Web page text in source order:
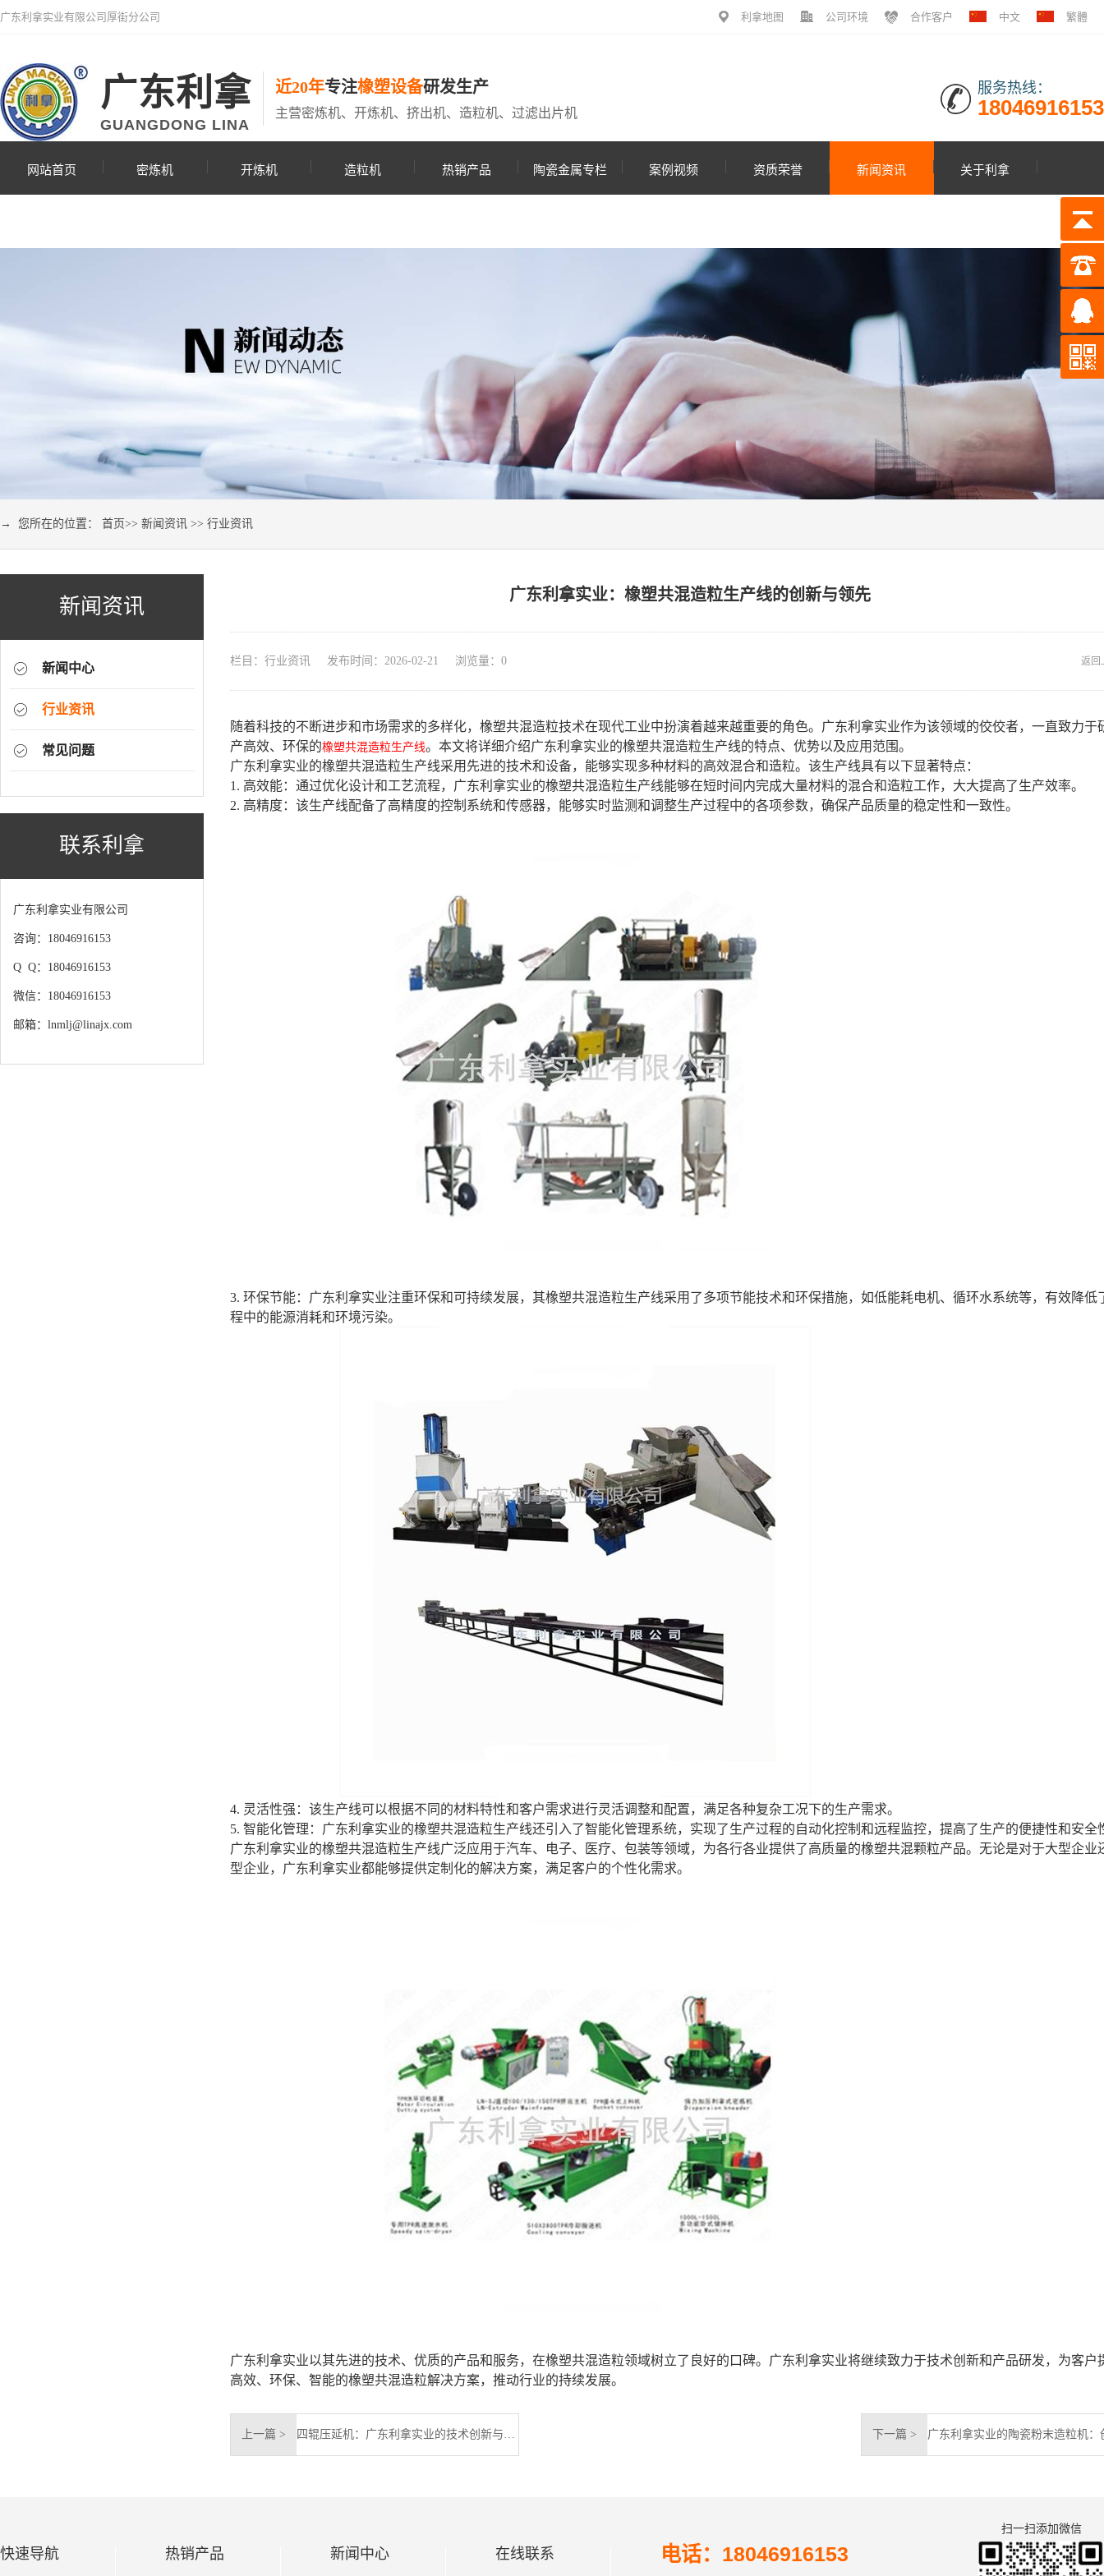
广东利拿实业有限公司厚街分公司 利拿地图 公司环境 合作客户 中文 繁體
广东利拿
GUANGDONG LINA
近20年专注橡塑设备研发生产
主营密炼机、开炼机、挤出机、造粒机、过滤出片机
服务热线：
18046916153
网站首页 密炼机 开炼机 造粒机 热销产品 陶瓷金属专栏 案例视频 资质荣誉 新闻资讯 关于利拿
→ 您所在的位置： 首页>> 新闻资讯 >> 行业资讯
新闻资讯
新闻中心
行业资讯
常见问题
联系利拿
广东利拿实业有限公司
咨询：18046916153
Q Q：18046916153
微信：18046916153
邮箱：lnmlj@linajx.com
广东利拿实业：橡塑共混造粒生产线的创新与领先
栏目：行业资讯 发布时间：2026-02-21 浏览量： 0 返回
随着科技的不断进步和市场需求的多样化，橡塑共混造粒技术在现代工业中扮演着越来越重要的角色。广东利拿实业作为该领域的佼佼者，一直致力于
产高效、环保的橡塑共混造粒生产线。本文将详细介绍广东利拿实业的橡塑共混造粒生产线的特点、优势以及应用范围。
广东利拿实业的橡塑共混造粒生产线采用先进的技术和设备，能够实现多种材料的高效混合和造粒。该生产线具有以下显著特点：
1. 高效能：通过优化设计和工艺流程，广东利拿实业的橡塑共混造粒生产线能够在短时间内完成大量材料的混合和造粒工作，大大提高了生产效率。
2. 高精度：该生产线配备了高精度的控制系统和传感器，能够实时监测和调整生产过程中的各项参数，确保产品质量的稳定性和一致性。
3. 环保节能：广东利拿实业注重环保和可持续发展，其橡塑共混造粒生产线采用了多项节能技术和环保措施，如低能耗电机、循环水系统等，有效降低
程中的能源消耗和环境污染。
4. 灵活性强：该生产线可以根据不同的材料特性和客户需求进行灵活调整和配置，满足各种复杂工况下的生产需求。
5. 智能化管理：广东利拿实业的橡塑共混造粒生产线还引入了智能化管理系统，实现了生产过程的自动化控制和远程监控，提高了生产的便捷性和安全
广东利拿实业的橡塑共混造粒生产线广泛应用于汽车、电子、医疗、包装等领域，为各行各业提供了高质量的橡塑共混颗粒产品。无论是对于大型企业
型企业，广东利拿实业都能够提供定制化的解决方案，满足客户的个性化需求。
广东利拿实业以其先进的技术、优质的产品和服务，在橡塑共混造粒领域树立了良好的口碑。广东利拿实业将继续致力于技术创新和产品研发，为客户
高效、环保、智能的橡塑共混造粒解决方案，推动行业的持续发展。
上一篇 > 四辊压延机：广东利拿实业的技术创新与应用 下一篇 >
快速导航 热销产品 新闻中心 在线联系 电话：18046916153
扫一扫添加微信